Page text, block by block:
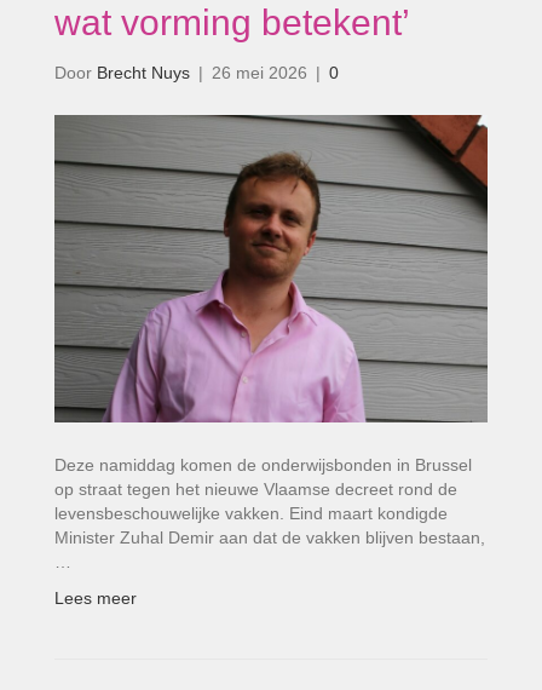
wat vorming betekent’
Door Brecht Nuys | 26 mei 2026 | 0
Deze namiddag komen de onderwijsbonden in Brussel
op straat tegen het nieuwe Vlaamse decreet rond de
levensbeschouwelijke vakken. Eind maart kondigde
Minister Zuhal Demir aan dat de vakken blijven bestaan,
Lees meer